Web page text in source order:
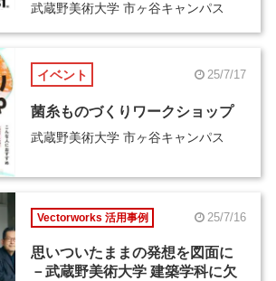
武蔵野美術大学 市ヶ谷キャンパス
イベント 25/7/17
菌糸ものづくりワークショップ
武蔵野美術大学 市ヶ谷キャンパス
Vectorworks 活用事例 25/7/16
思いついたままの発想を図面に
－武蔵野美術大学 建築学科に欠